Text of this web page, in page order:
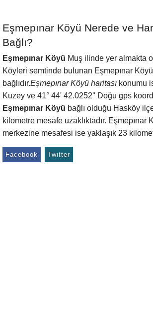
Eşmepınar Köyü Nerede ve
Bağlı?
Eşmepınar Köyü Muş ilinde yer almakta
Köyleri semtinde bulunan Eşmepınar
bağlıdır.Eşmepınar Köyü haritası konumu
Kuzey ve 41° 44' 42.0252'' Doğu gps
Eşmepınar Köyü bağlı olduğu Hasköy
kilometre mesafe uzaklıktadır. Eşmepınar
merkezine mesafesi ise yaklaşık 23
Facebook Twitter